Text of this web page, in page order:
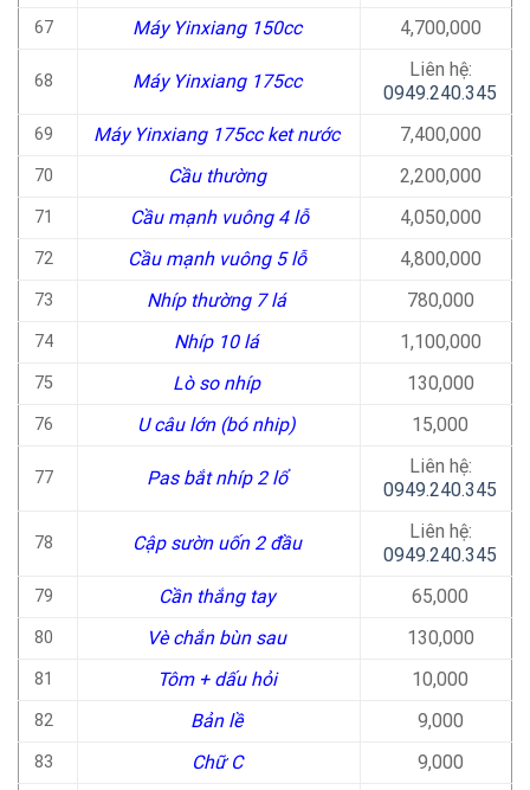
67 Máy Yinxiang 150cc 4,700,000
68 Máy Yinxiang 175cc
Liên hệ:
0949.240.345
69 Máy Yinxiang 175cc ket nước 7,400,000
70 Cầu thường 2,200,000
71 Cầu mạnh vuông 4 lỗ 4,050,000
72 Cầu mạnh vuông 5 lỗ 4,800,000
73 Nhíp thường 7 lá 780,000
74 Nhíp 10 lá 1,100,000
75 Lò so nhíp 130,000
76 U câu lớn (bó nhip) 15,000
77 Pas bắt nhíp 2 lổ
Liên hệ:
0949.240.345
78 Cập sườn uốn 2 đầu
Liên hệ:
0949.240.345
79 Cần thắng tay 65,000
80 Vè chắn bùn sau 130,000
81 Tôm + dấu hỏi 10,000
82 Bản lề 9,000
83 Chữ C 9,000